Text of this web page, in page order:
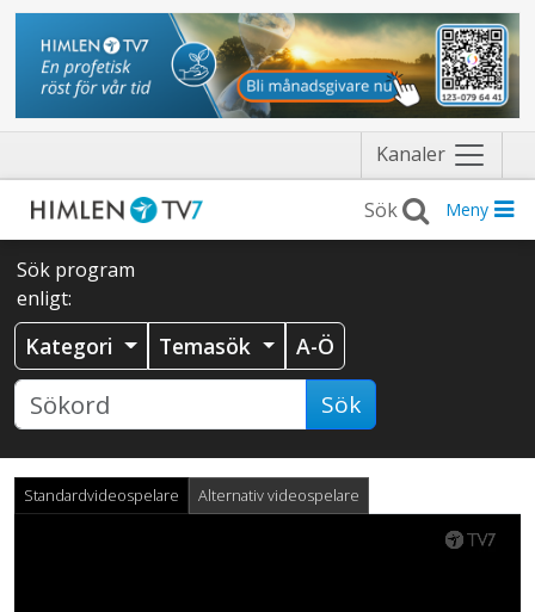
Kanaler Näytä
valikko
Meny
Sök program
enligt:
Kategori Temasök A-Ö
Sök
Standardvideospelare Alternativ videospelare